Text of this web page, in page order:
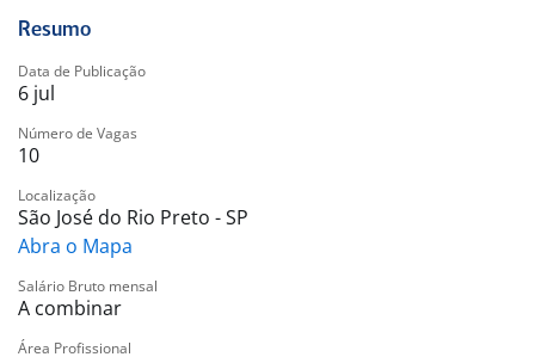
• Plano Odontológico (Opcional)
• Seguro de vida
• Parceira Wellhub (Gympass)
• Ingressos semanalmente para os nossos Cinemas
• Desconto em produtos da Bomboniere (combo
funcionário)
• Galena - Plataforma de ensino com acesso a cursos
gratuitos e/ou com descontos.
• Open English
Resumo
Data de Publicação
6 jul
Número de Vagas
10
Localização
São José do Rio Preto - SP
Abra o Mapa
Salário Bruto mensal
A combinar
Área Profissional